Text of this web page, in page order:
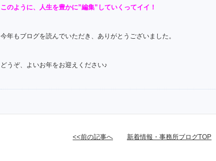
このように、人生を豊かに”編集”していくってイイ！
今年もブログを読んでいただき、ありがとうございました。
どうぞ、よいお年をお迎えください♪
<<前の記事へ 新着情報・事務所ブログTOP